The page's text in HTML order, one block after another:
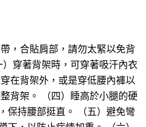
，合貼肩部，請勿太緊以免背
穿著背架時，可穿著吸汗內衣
在背架外，或是穿低腰內褲以
背架。 （四）睡高於小腿的硬
保持腰部挺直。 （五）避免彎